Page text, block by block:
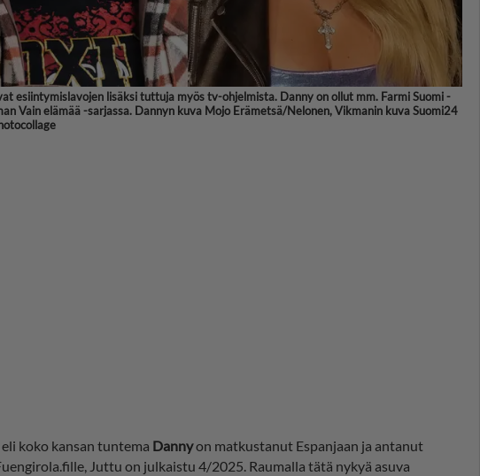
esiintymislavojen lisäksi tuttuja myös tv-ohjelmista. Danny on ollut mm. Farmi Suomi -
Vain elämää -sarjassa. Dannyn kuva Mojo Erämetsä/Nelonen, Vikmanin kuva Suomi24
eli koko kansan tuntema Dannyon matkustanut Espanjaan ja antanut
Juttu on julkaistu 4/2025. Raumalla tätä nykyä asuva